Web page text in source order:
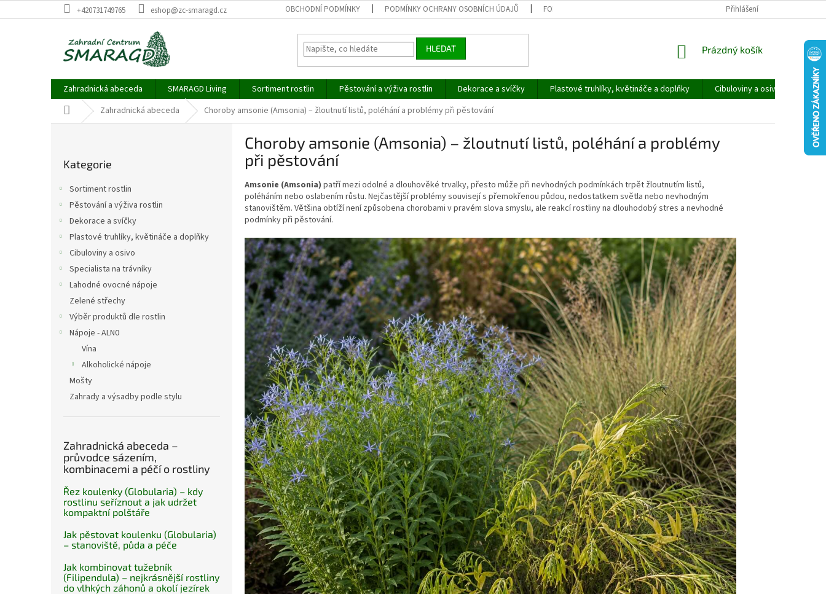
na
+420731749765 eshop@zc-smaragd.cz OBCHODNÍ PODMÍNKY PODMÍNKY OCHRANY OSOBNÍCH ÚDAJŮ FORMULÁŘ PRO UPLATNĚNÍ REKLAMACE REKLAMAČNÍ ŘÁD
Přihlášení
HLEDAT
NÁKUPNÍ
Prázdný košík
Zahradnická abeceda SMARAGD Living Sortiment rostlin Pěstování a výživa rostlin Dekorace a svíčky Plastové truhlíky, květináče a doplňky Cibuloviny a osivo
Domů Zahradnická abeceda Choroby amsonie (Amsonia) – žloutnutí listů, poléhání a problémy při pěstování
kategorie
Kategorie
Sortiment rostlin
Pěstování a výživa rostlin
Dekorace a svíčky
Plastové truhlíky, květináče a doplňky
Cibuloviny a osivo
Specialista na trávníky
Lahodné ovocné nápoje
Zelené střechy
Výběr produktů dle rostlin
Nápoje - ALN0
Vína
Alkoholické nápoje
Mošty
Zahrady a výsadby podle stylu
Zahradnická abeceda –
průvodce sázením,
kombinacemi a péčí o rostliny
Řez koulenky (Globularia) – kdy
rostlinu seříznout a jak udržet
kompaktní polštáře
Jak pěstovat koulenku (Globularia)
– stanoviště, půda a péče
Jak kombinovat tužebník
(Filipendula) – nejkrásnější rostliny
do vlhkých záhonů a okolí jezírek
Choroby amsonie (Amsonia) – žloutnutí listů, poléhání a problémy
při pěstování
Amsonie (Amsonia) patří mezi odolné a dlouhověké trvalky, přesto může při nevhodných podmínkách trpět žloutnutím listů,
poléháním nebo oslabením růstu. Nejčastější problémy souvisejí s přemokřenou půdou, nedostatkem světla nebo nevhodným
stanovištěm. Většina obtíží není způsobena chorobami v pravém slova smyslu, ale reakcí rostliny na dlouhodobý stres a nevhodné
podmínky při pěstování.